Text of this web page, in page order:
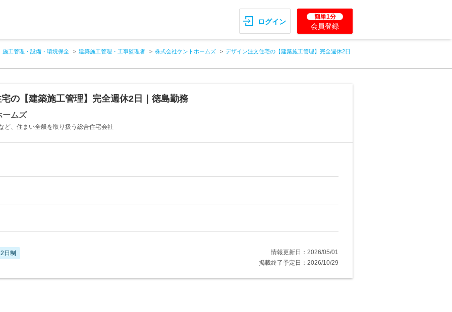
ログイン
簡単1分
会員登録
施工管理・設備・環境保全 建築施工管理・工事監理者 株式会社ケントホームズ デザイン注文住宅の【建築施工管理】完全週休2日
の【建築施工管理】完全週休2日｜徳島勤務
ームズ
ど、住まい全般を取り扱う総合住宅会社
日制
情報更新日：2026/05/01
掲載終了予定日：2026/10/29